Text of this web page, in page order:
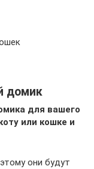
домик
для вашего
или кошке и
они будут